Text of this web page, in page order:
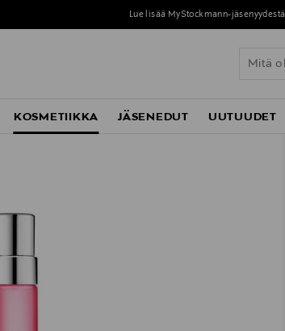
Lue lisää MyStockmann-jäsenyydestä
KOSMETIIKKA JÄSENEDUT UUTUUDET